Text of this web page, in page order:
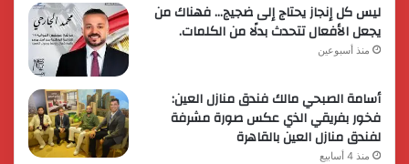
ليس كل إنجاز يحتاج إلى ضجيج… فهناك من
يجعل الأفعال تتحدث بدلًا من الكلمات.
منذ أسبوعين
أسامة الصبحي مالك فندق منازل العين:
فخور بفريقي الذي عكس صورة مشرفة
لفندق منازل العين بالقاهرة
منذ 4 أسابيع